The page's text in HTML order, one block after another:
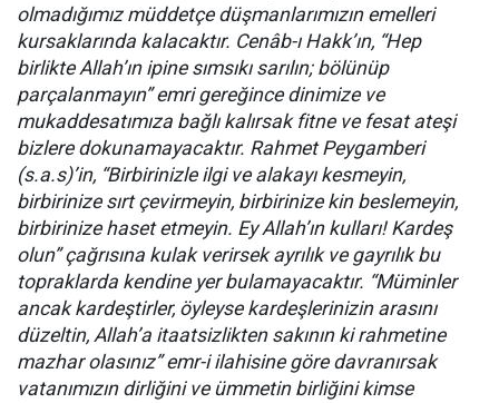
olmadığımız müddetçe düşmanlarımızın emelleri
kursaklarında kalacaktır. Cenâb-ı Hakk’ın, “Hep
birlikte Allah’ın ipine sımsıkı sarılın; bölünüp
parçalanmayın” emri gereğince dinimize ve
mukaddesatımıza bağlı kalırsak fitne ve fesat ateşi
bizlere dokunamayacaktır. Rahmet Peygamberi
(s.a.s)’in, “Birbirinizle ilgi ve alakayı kesmeyin,
birbirinize sırt çevirmeyin, birbirinize kin beslemeyin,
birbirinize haset etmeyin. Ey Allah’ın kulları! Kardeş
olun” çağrısına kulak verirsek ayrılık ve gayrılık bu
topraklarda kendine yer bulamayacaktır. “Müminler
ancak kardeştirler, öyleyse kardeşlerinizin arasını
düzeltin, Allah’a itaatsizlikten sakının ki rahmetine
mazhar olasınız” emr-i ilahisine göre davranırsak
vatanımızın dirliğini ve ümmetin birliğini kimse